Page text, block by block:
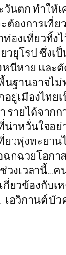
นตก ทำให้
ต้องการเที่
งเที่ยวทิ้ง
ยุโรป ซึ่งเ
นีหาย และ
นฐานอาจไ
เมืองไทยเ
ายได้จากก
าหวั่นใจอ
ยวพุ่งทะยา
กฉวยโอก
วงเวลานี้…
ยวข้องกับ
อวิกานต์ บัว